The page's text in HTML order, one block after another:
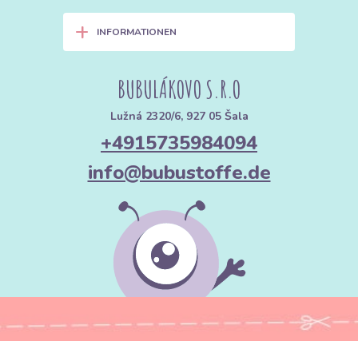
+ INFORMATIONEN
BUBULÁKOVO S.R.O
Lužná 2320/6, 927 05 Šala
+4915735984094
info@bubustoffe.de